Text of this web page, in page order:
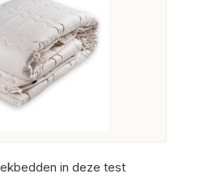
in deze test